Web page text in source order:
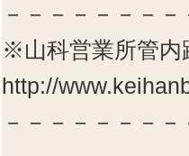
－－－－－－－
※山科営業所管内
http://
－－－－－－－